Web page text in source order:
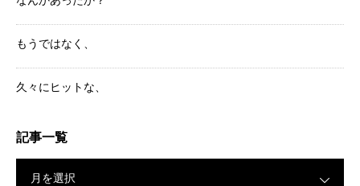
もうではなく、
久々にヒットな、
記事一覧
月を選択